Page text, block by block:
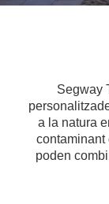
Segway
a la natura
contaminant
poden